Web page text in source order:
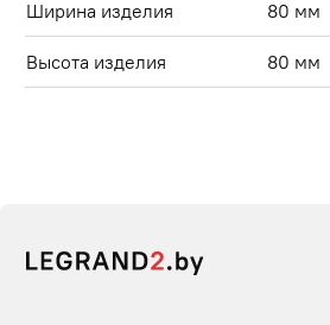
Ширина изделия 80 мм
Высота изделия 80 мм